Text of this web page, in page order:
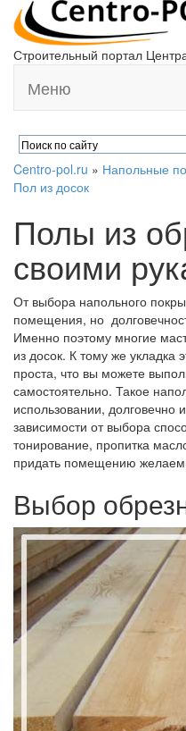
Строительный портал
Меню
Centro-pol.ru » Напольные
Пол из досок
Полы из
своими
От выбора напольного
помещения, но
Именно поэтому многие
из досок. К тому же укладка
проста, что вы можете
самостоятельно. Такое
использовании,
зависимости от выбора
тонирование, пропитка
придать помещению
Выбор